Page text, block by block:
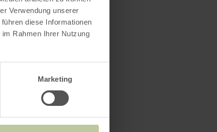
Verwendung unserer
diese Informationen
Rahmen Ihrer Nutzung
Marketing